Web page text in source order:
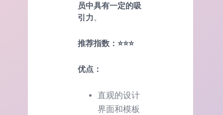
员中具有一定的吸
引力。
推荐指数：⭐⭐⭐
优点：
直观的设计
界面和模板